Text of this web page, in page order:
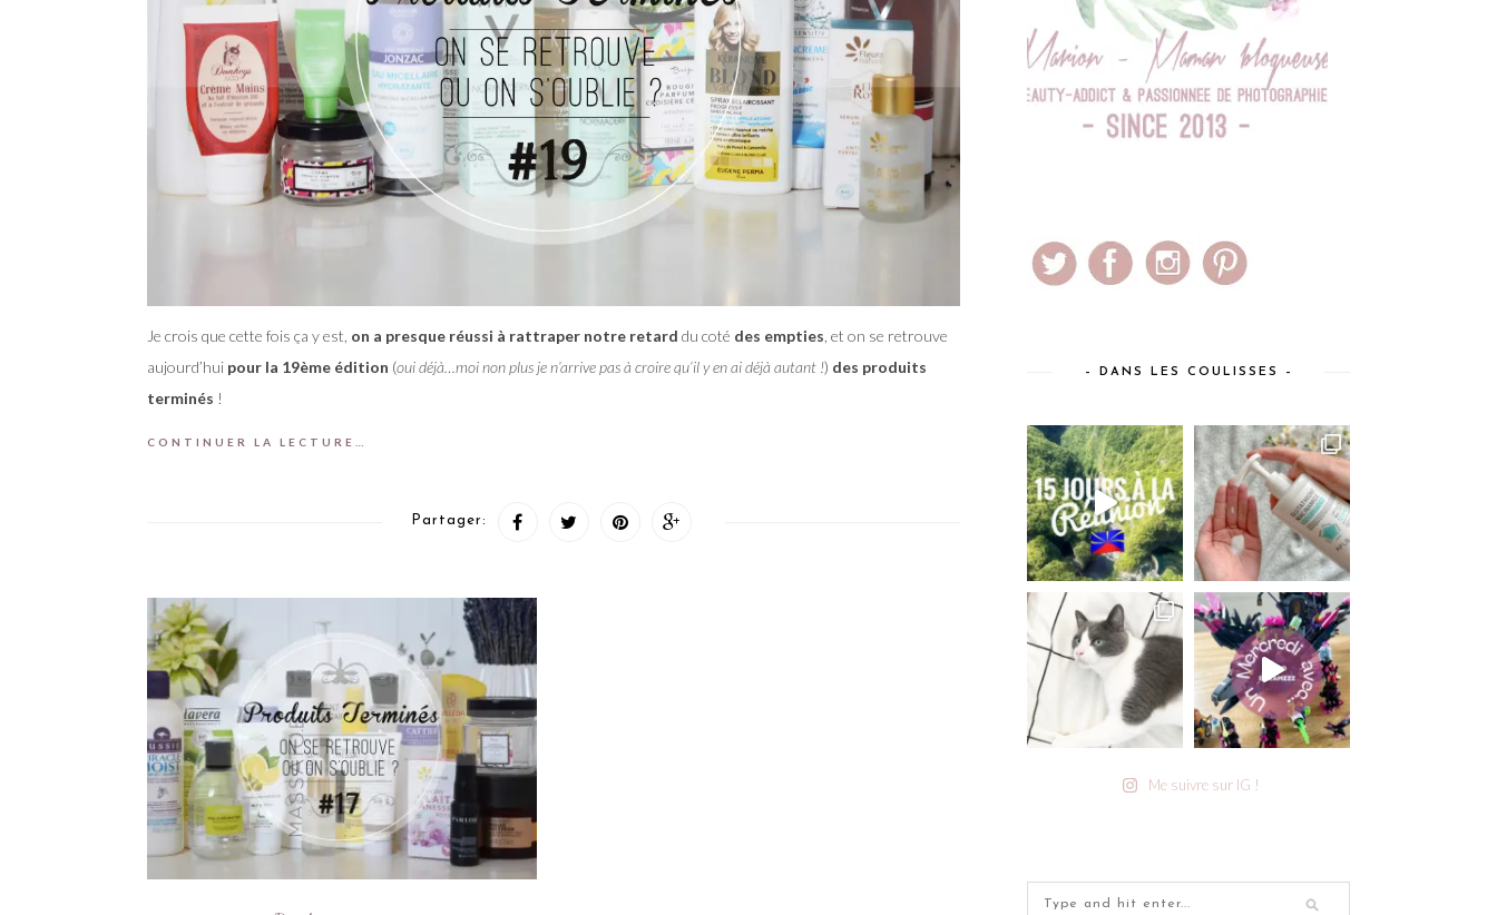
Je crois que cette fois ça y est, on a presque réussi à rattraper notre retard du coté des empties , et on se retrouve
aujourd’hui pour la 19ème édition (oui déjà…moi non plus je n’arrive pas à croire qu’il y en ai déjà autant !) des produits
terminés !
CONTINUER LA LECTURE…
Partager:
– DANS LES COULISSES –
Me suivre sur IG !